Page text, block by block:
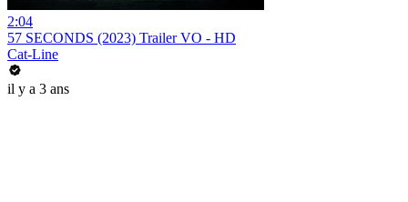
2:04
57 SECONDS (2023) Trailer VO - HD
Cat-Line
il y a 3 ans